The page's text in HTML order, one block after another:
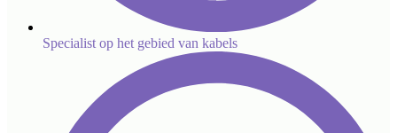
Specialist op het gebied van kabels